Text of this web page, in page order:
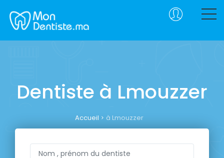
Dentiste à Lmouzzer
Accueil à Lmouzzer